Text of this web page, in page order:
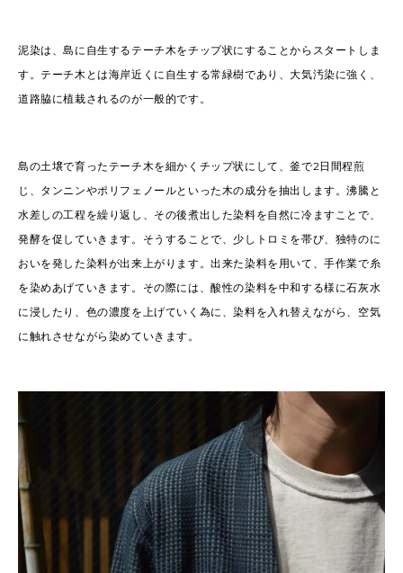
泥染は、島に自生するテーチ木をチップ状にすることからスタートしま
す。テーチ木とは海岸近くに自生する常緑樹であり、大気汚染に強く、
道路脇に植栽されるのが一般的です。
島の土壌で育ったテーチ木を細かくチップ状にして、釜で2日間程煎
じ、タンニンやポリフェノールといった木の成分を抽出します。沸騰と
水差しの工程を繰り返し、その後煮出した染料を自然に冷ますことで、
発酵を促していきます。そうすることで、少しトロミを帯び、独特のに
おいを発した染料が出来上がります。出来た染料を用いて、手作業で糸
を染めあげていきます。その際には、酸性の染料を中和する様に石灰水
に浸したり、色の濃度を上げていく為に、染料を入れ替えながら、空気
に触れさせながら染めていきます。